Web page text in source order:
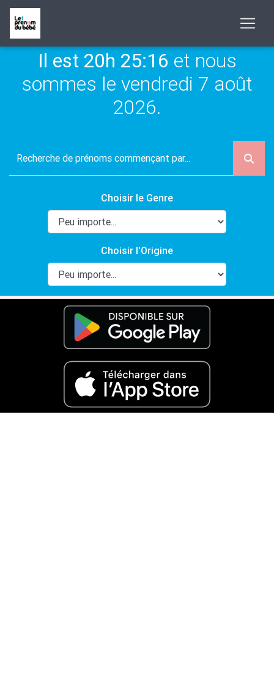
Il est 20h 25:16 et nous
sommes le vendredi 7 août
2026.
Choisir le Genre
Choisir l'Origine